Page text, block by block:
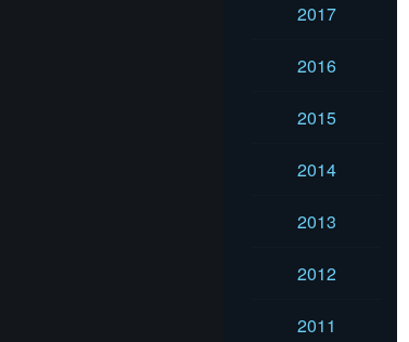
2017
2016
2015
2014
2013
2012
2011